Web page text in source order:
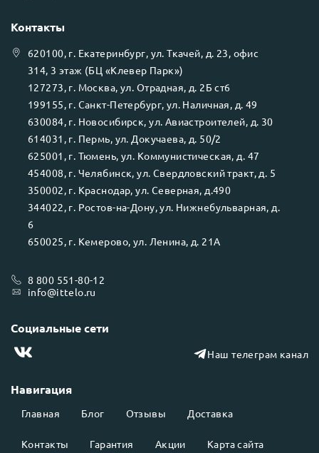
Навигация
Главная Блог Отзывы Доставка
Контакты Гарантия Акции Карта сайта
Контакты
620100, г. Екатеринбург, ул.Ткачей, д. 23, офис
314, 3 этаж (БЦ «Клевер Парк»)
127273, г. Москва, ул. Отрадная, д. 2Б ст6
199155, г. Санкт-Петербург, ул. Наличная, д. 49
630084, г. Новосибирск, ул. Авиастроителей, д. 30
614031 , г. Пермь, ул. Докучаева, д. 50/2
625001 , г. Тюмень, ул. Коммунистическая, д. 47
454008, г. Челябинск, ул. Свердловский тракт, д. 5
350002, г. Краснодар, ул. Северная, д.490
344022, г. Ростов-на-Дону, ул. Нижнебульварная, д.
6
650025, г. Кемерово, ул. Ленина, д. 21А
8 800 551-80-12
info@ittelo.ru
Социальные сети
Наш телеграм канал